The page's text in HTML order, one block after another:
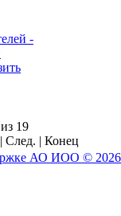
-
19
| След. | Конец
АО ИОО © 2026